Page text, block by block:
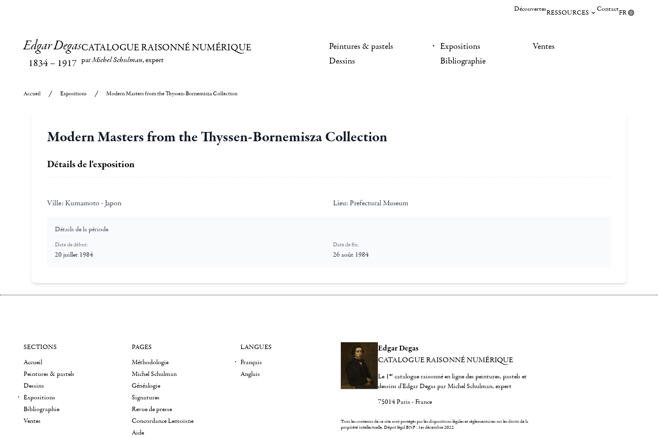
DécouvertesRESSOURCES ContactFR
Edgar Degas
1834– 1917
CATALOGUE RAISONNÉ NUMÉRIQUE
parMichel Schulman, expert
Peintures & pastels
Dessins
Expositions
Bibliographie
Ventes
Accueil Expositions Modern Masters from the Thyssen-Bornemisza Collection
Modern Masters from the Thyssen-Bornemisza Collection
Détails de l'exposition
Ville: Kumamoto - Japon Lieu: Prefectural Museum
Détails de la période
Date de début:
20 juillet 1984
Date de fin:
26 août 1984
Edgar Degas
CATALOGUE RAISONNÉ NUMÉRIQUE
Le 1er catalogue raisonné en ligne des peintures, pastels et
dessins d'Edgar Degas par Michel Schulman, expert
75014 Paris - France
Tous les contenus de ce site sont protégés par les dispositions légales et réglementaires sur les droits de la
propriété intellectuelle.Dépot légal BNF : 1er décembre 2022
SECTIONS
Accueil
Peintures & pastels
Dessins
Expositions
Bibliographie
Ventes
PAGES
Méthodologie
Michel Schulman
Généalogie
Signatures
Revue de presse
Concordance Lemoisne
Aide
LANGUES
Français
Anglais